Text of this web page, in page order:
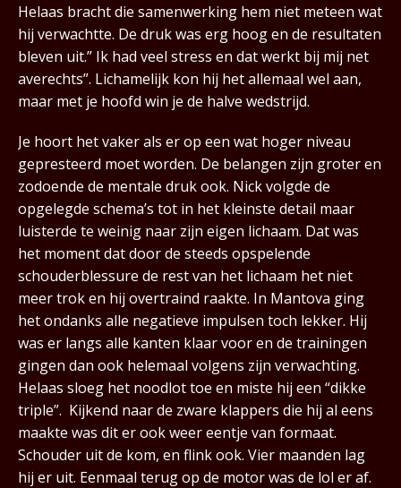
Helaas bracht die samenwerking hem niet meteen wat
hij verwachtte. De druk was erg hoog en de resultaten
bleven uit.” Ik had veel stress en dat werkt bij mij net
averechts”. Lichamelijk kon hij het allemaal wel aan,
maar met je hoofd win je de halve wedstrijd.
Je hoort het vaker als er op een wat hoger niveau
gepresteerd moet worden. De belangen zijn groter en
zodoende de mentale druk ook. Nick volgde de
opgelegde schema’s tot in het kleinste detail maar
luisterde te weinig naar zijn eigen lichaam. Dat was
het moment dat door de steeds opspelende
schouderblessure de rest van het lichaam het niet
meer trok en hij overtraind raakte. In Mantova ging
het ondanks alle negatieve impulsen toch lekker. Hij
was er langs alle kanten klaar voor en de trainingen
gingen dan ook helemaal volgens zijn verwachting.
Helaas sloeg het noodlot toe en miste hij een “dikke
triple”. Kijkend naar de zware klappers die hij al eens
maakte was dit er ook weer eentje van formaat.
Schouder uit de kom, en flink ook. Vier maanden lag
hij er uit. Eenmaal terug op de motor was de lol er af.